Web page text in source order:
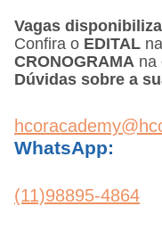
Vagas
Confira o EDITAL
CRONOGRAMA na
Dúvidas sobre a
WhatsApp:
(11)98895-4864